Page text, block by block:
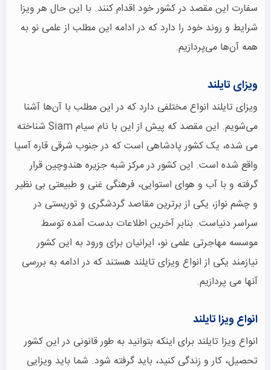
سفارت این مقصد در کشور خود اقدام کنند. با این حال هر ویزا
شرایط و روند خود را دارد که در ادامه این مطلب از علمی نو به
همه آن‌ها می‌پردازیم.
ویزای تایلند
ویزای تایلند انواع مختلفی دارد که در این مطلب با آن‌ها آشنا
می‌شویم. این مقصد که پیش از این با نام سیام Siam شناخته
می شده، یک کشور پادشاهی است که در جنوب شرقی قاره آسیا
واقع شده است. این کشور در مرکز شبه جزیره هندوچین قرار
گرفته و با آب و هوای استوایی، فرهنگی غنی و طبیعتی بی نظیر
و چشم نواز، یکی از برترین مقاصد گردشگری و توریستی در
سراسر دنیاست. بنابر آخرین اطلاعات بدست آمده توسط
موسسه مهاجرتی علمی نو، ایرانیان برای ورود به این کشور
نیازمند یکی از انواع ویزای تایلند هستند که در ادامه به بررسی
آنها می پردازیم.
انواع ویزا تایلند
انواع ویزا تایلند برای اینکه بتوانید به طور قانونی در این کشور
تحصیل، کار و زندگی کنید، باید گرفته شود. شما باید ویزایی